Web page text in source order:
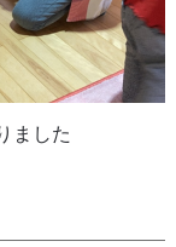
ました